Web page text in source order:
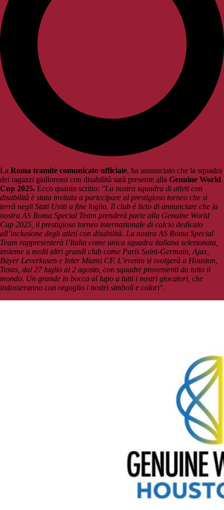
La Roma tramite comunicato ufficiale, ha annunciato che la squadra
dei ragazzi giallorossi con disabilità sarà presente alla Genuine World
Cup 2025. Ecco quanto scritto: "La nostra squadra di atleti con
disabilità è stata invitata a partecipare al prestigioso torneo che si
terrà negli Stati Uniti a fine luglio. Il club è lieto di annunciare che la
nostra AS Roma Special Team prenderà parte alla Genuine World
Cup 2025, il prestigioso torneo internazionale di calcio dedicato
all’inclusione degli atleti con disabilità. La nostra AS Roma Special
Team rappresenterà l’Italia come unica squadra italiana selezionata,
insieme a molti altri grandi club come Paris Saint-Germain, Ajax,
Bayer Leverkusen e Inter Miami CF. L’evento si svolgerà a Houston,
Texas, dal 27 luglio al 2 agosto, con squadre provenienti da tutto il
mondo. Un grande in bocca al lupo a tutti i nostri giocatori, che
indosseranno con orgoglio i nostri simboli e colori".